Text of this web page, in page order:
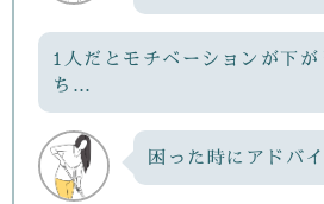
1人だとモチベーションが下が
ち…
困った時にアドバ